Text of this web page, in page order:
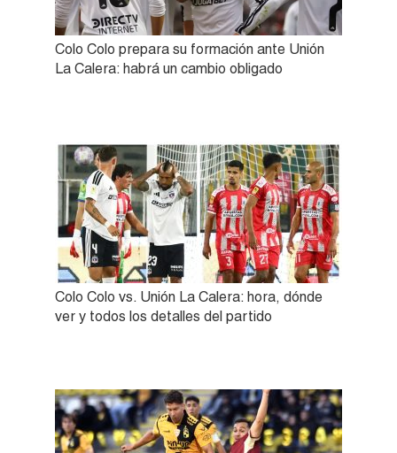
Colo Colo prepara su formación ante Unión
La Calera: habrá un cambio obligado
Colo Colo vs. Unión La Calera: hora, dónde
ver y todos los detalles del partido